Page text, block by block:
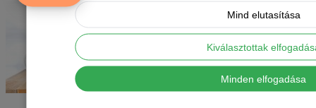
Mind elutasítása
Kiválasztottak
Minden elfogadása